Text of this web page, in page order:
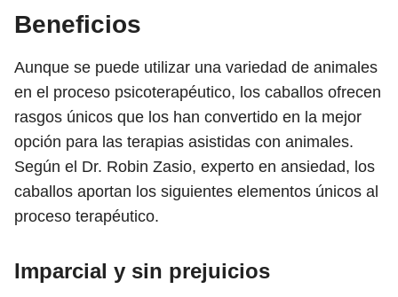
Beneficios
Aunque se puede utilizar una variedad de animales
en el proceso psicoterapéutico, los caballos ofrecen
rasgos únicos que los han convertido en la mejor
opción para las terapias asistidas con animales.
Según el Dr. Robin Zasio, experto en ansiedad, los
caballos aportan los siguientes elementos únicos al
proceso terapéutico.
Imparcial y sin prejuicios